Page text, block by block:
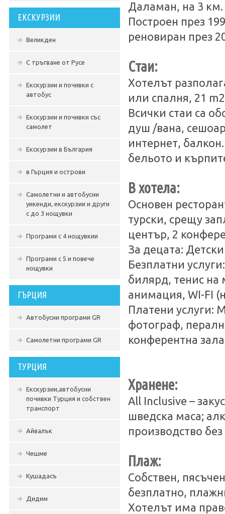
ЕКСКУРЗИИ
Великден
С тръгване от Русе
Екскурзии и почивки с
автобус
Екскурзии и почивки със
самолет
Екскурзии в България
в Гърция и острови
Самолетни и автобусни
уикенди, екскурзии и други
с до 3 нощувки
Програми с 4 нощувкии
Програми с 5 и повече
нощувки
ГЪРЦИЯ
Автобусни програми GR
Самолетни програми GR
ТУРЦИЯ
Екскурзии,автобусни
почивки Турция и собствен
транспорт
Айвалък
Чешме
Кушадасъ
Дидим
Даламан, на 3 км.
Построен през
реновиран през
Стаи:
Хотелът
или спалня, 21
Всички стаи са
душ /вана,
интернет,
бельото и
В хотела:
Основен
турски, срещу
център, 2
За децата:
Безплатни
билярд, тенис на
анимация, WI-FI
Платени услуги:
фотограф,
конферентна
Хранене:
All Inclusive –
шведска маса;
производство
Плаж:
Собствен,
безплатно,
Хотелът има